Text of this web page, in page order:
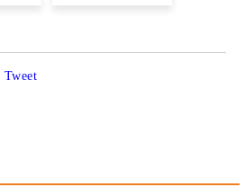
Tweet